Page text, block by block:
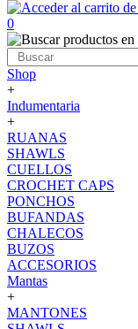
0
Shop
+
Indumentaria
+
RUANAS
SHAWLS
CUELLOS
CROCHET CAPS
PONCHOS
BUFANDAS
CHALECOS
BUZOS
ACCESORIOS
Mantas
+
MANTONES